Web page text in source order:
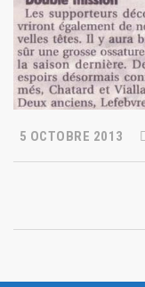
5 OCTOBRE 2013